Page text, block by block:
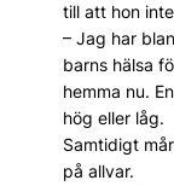
till att hon
– Jag har
barns hälsa
hemma nu.
hög eller låg.
Samtidigt
på allvar.